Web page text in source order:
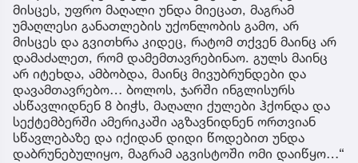
მისცეს, უფრო მაღალი უნდა მიეცათ, მაგრამ
უმაღლესი განათლების უქონლობის გამო, არ
მისცეს და გვითხრა კიდეც, რატომ თქვენ მაინც არ
დამაძალეთ, რომ დამემთავრებინაო. გულს მაინც
არ იტეხდა, ამბობდა, მაინც მივუბრუნდები და
დავამთავრებო… ბოლოს, ჯარში ინგლისურს
ასწავლიდნენ 8 ბიჭს, მაღალი ქულები ჰქონდა და
სექტემბერში ამერიკაში აგზავნიდნენ ორთვიან
სწავლებაზე და იქიდან დიდი წოდებით უნდა
დაბრუნებულიყო, მაგრამ აგვისტოში ომი დაიწყო…“